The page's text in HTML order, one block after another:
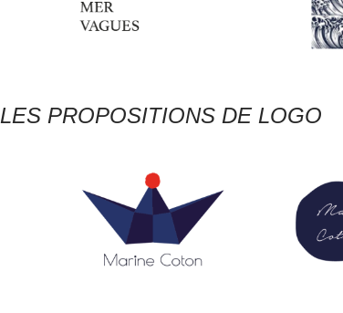
LES PROPOSITIONS DE LOGO